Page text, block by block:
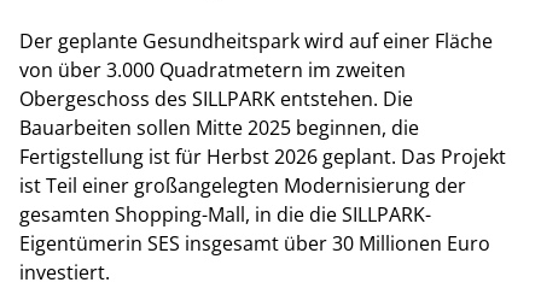
Der geplante Gesundheitspark wird auf einer Fläche
von über 3.000 Quadratmetern im zweiten
Obergeschoss des SILLPARK entstehen. Die
Bauarbeiten sollen Mitte 2025 beginnen, die
Fertigstellung ist für Herbst 2026 geplant. Das Projekt
ist Teil einer großangelegten Modernisierung der
gesamten Shopping-Mall, in die die SILLPARK-
Eigentümerin SES insgesamt über 30 Millionen Euro
investiert.